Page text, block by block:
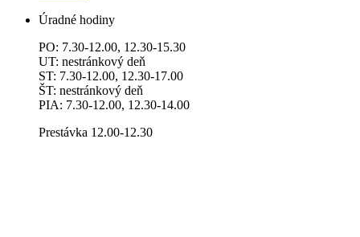
Úradné hodiny
PO: 7.30-12.00, 12.30-15.30
UT: nestránkový deň
ST: 7.30-12.00, 12.30-17.00
ŠT: nestránkový deň
PIA: 7.30-12.00, 12.30-14.00
Prestávka 12.00-12.30